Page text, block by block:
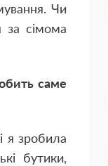
Чи
за сімома
саме
я зробила
бутики,